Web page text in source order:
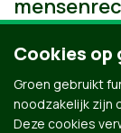
Cookies op
Groen gebruikt
noodzakelijk zijn
Deze cookies